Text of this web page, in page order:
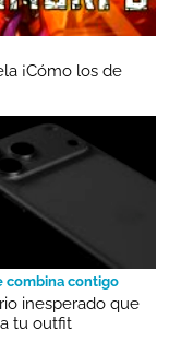
¡Cómo los de
combina contigo
inesperado que
tu outfit